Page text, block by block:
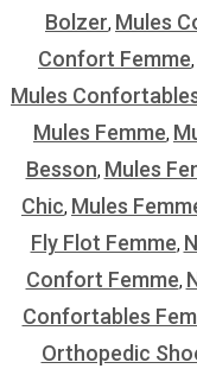
Bolzer, Mules
Confort Femme,
Mules
Mules Femme,
Besson, Mules
Chic, Mules
Fly Flot Femme,
Confort Femme,
Confortables
Orthopedic